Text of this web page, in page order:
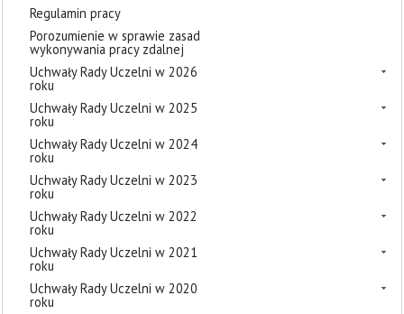
Regulamin pracy
Porozumienie w sprawie zasad
wykonywania pracy zdalnej
Uchwały Rady Uczelni w 2026
roku
Uchwały Rady Uczelni w 2025
roku
Uchwały Rady Uczelni w 2024
roku
Uchwały Rady Uczelni w 2023
roku
Uchwały Rady Uczelni w 2022
roku
Uchwały Rady Uczelni w 2021
roku
Uchwały Rady Uczelni w 2020
roku